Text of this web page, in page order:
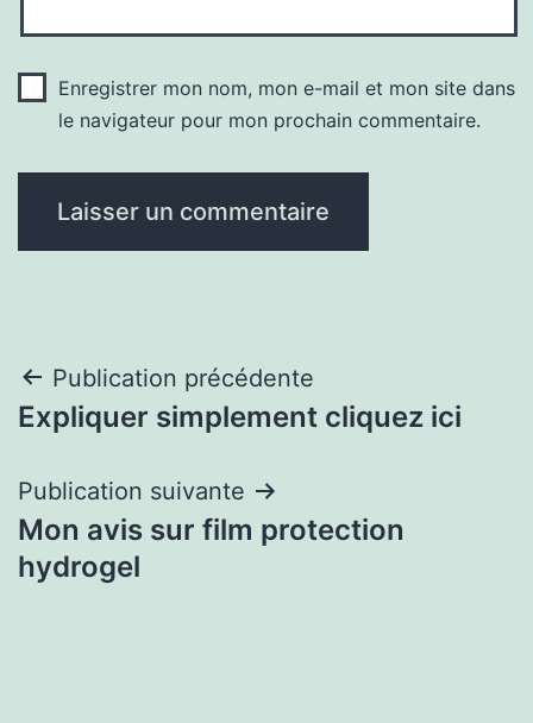
Enregistrer mon nom, mon e-mail et mon site dans
le navigateur pour mon prochain commentaire.
Navigation
de
l’article
Publication précédente
Expliquer simplement cliquez ici
Publication suivante
Mon avis sur film protection
hydrogel